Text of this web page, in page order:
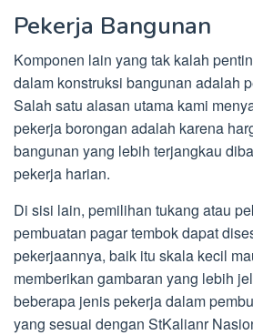
Pekerja Bangunan
Komponen lain yang tak kalah
dalam konstruksi bangunan adalah
Salah satu alasan utama kami
pekerja borongan adalah karena
bangunan yang lebih terjangkau
pekerja harian.
Di sisi lain, pemilihan tukang atau
pembuatan pagar tembok dapat
pekerjaannya, baik itu skala kecil
memberikan gambaran yang lebih
beberapa jenis pekerja dalam
yang sesuai dengan StKalianr